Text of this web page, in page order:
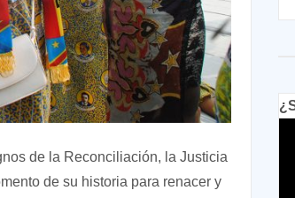
de la Reconciliación, la Justicia
de su historia para renacer y